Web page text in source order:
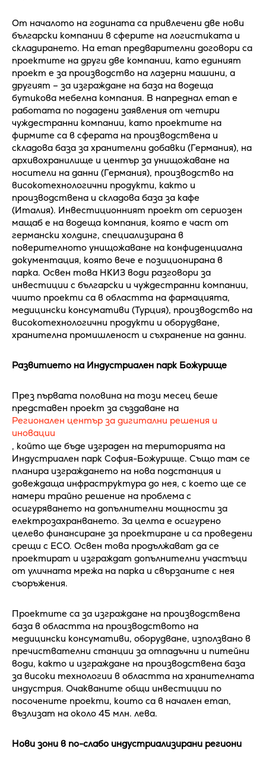
От началото на годината са привлечени две нови
български компании в сферите на логистиката и
складирането. На етап предварителни договори са
проектите на други две компании, като единият
проект е за производство на лазерни машини, а
другият – за изграждане на база на водеща
бутикова мебелна компания. В напреднал етап е
работата по подадени заявления от четири
чуждестранни компании, като проектите на
фирмите са в сферата на производствена и
складова база за хранителни добавки (Германия), на
архивохранилище и център за унищожаване на
носители на данни (Германия), производство на
високотехнологични продукти, както и
производствена и складова база за кафе
(Италия). Инвестиционният проект от сериозен
мащаб е на водеща компания, която е част от
германски холдинг, специализирана в
поверителното унищожаване на конфиденциална
документация, която вече е позиционирана в
парка. Освен това НКИЗ води разговори за
инвестиции с български и чуждестранни компании,
чиито проекти са в областта на фармацията,
медицински консумативи (Турция), производство на
високотехнологични продукти и оборудване,
хранителна промишленост и съхранение на данни.
Развитието на Индустриален парк Божурище
През първата половина на този месец беше
представен проект за създаване на
Регионален център за дигитални решения и
иновации
, който ще бъде изграден на територията на
Индустриален парк София-Божурище. Също там се
планира изграждането на нова подстанция и
довеждаща инфраструктура до нея, с което ще се
намери трайно решение на проблема с
осигуряването на допълнителни мощности за
електрозахранването. За целта е осигурено
целево финансиране за проектиране и са проведени
срещи с ЕСО. Освен това продължават да се
проектират и изграждат допълнителни участъци
от уличната мрежа на парка и свързаните с нея
съоръжения.
Проектите са за изграждане на производствена
база в областта на производството на
медицински консумативи, оборудване, използвано в
пречиствателни станции за отпадъчни и питейни
води, както и изграждане на производствена база
за високи технологии в областта на хранителната
индустрия. Очакваните общи инвестиции по
посочените проекти, които са в начален етап,
възлизат на около 45 млн. лева.
Нови зони в по-слабо индустриализирани региони